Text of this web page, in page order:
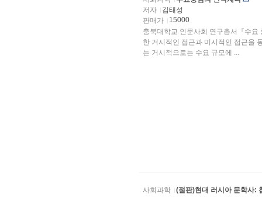
저자
김태성
판매가
15000
충북대학교 인문사회 연구총서『수
한 거시적인 접근과 미시적인 접근을
는 거시적으로는 수요 규모에 ...
사회과학
(절판)현대 러시아 문학사: